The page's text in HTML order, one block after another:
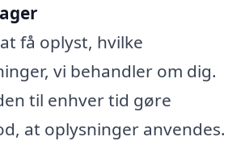
få oplyst, hvilke
vi behandler om dig.
til enhver tid gøre
at oplysninger anvendes.